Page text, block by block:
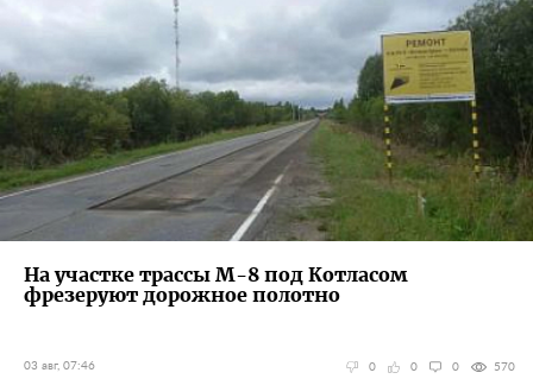
На участке трассы М-8 под Котласом
фрезеруют дорожное полотно
03 авг, 07:46 570
0
0
0